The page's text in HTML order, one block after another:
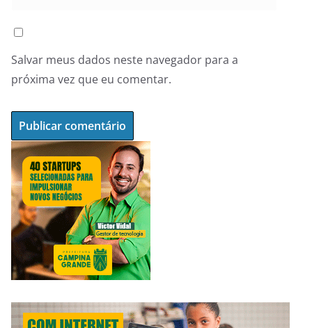
Salvar meus dados neste navegador para a
próxima vez que eu comentar.